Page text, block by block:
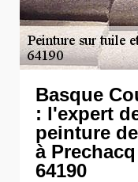
Basque
: l'expert
peinture
à
64190